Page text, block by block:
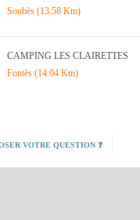
Soubès (13.58 Km)
CAMPING LES CLAIRETTES
Fontès (14.04 Km)
VOTRE QUESTION ❓